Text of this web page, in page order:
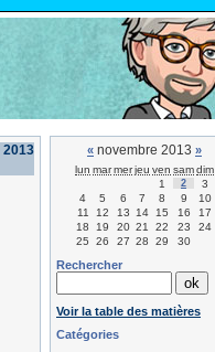
2013 « novembre 2013 »
lun marmerjeu ven samdim
1
2
3
4
5 6 7 8 9
10
11
12 13 14 15 16
17
18
19 20 21 22 23
24
25
26 27 28 29 30
Rechercher
Voir la table des matières
Catégories